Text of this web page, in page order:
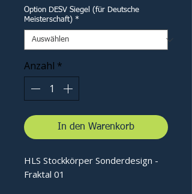
Option DESV Siegel (für Deutsche
Meisterschaft) *
Anzahl *
In den Warenkorb
HLS Stockkörper Sonderdesign -
Fraktal 01